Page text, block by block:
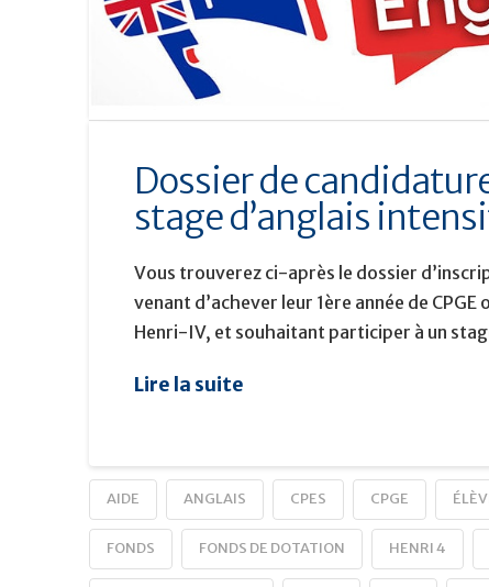
Dossier de
stage d’anglais
Vous trouverez ci-après le dossier
venant d’achever leur 1ère année de CPGE
Henri-IV, et souhaitant participer à un
Lire la suite
AIDE ANGLAIS CPES CPGE
FONDS FONDS DE DOTATION HENRI 4